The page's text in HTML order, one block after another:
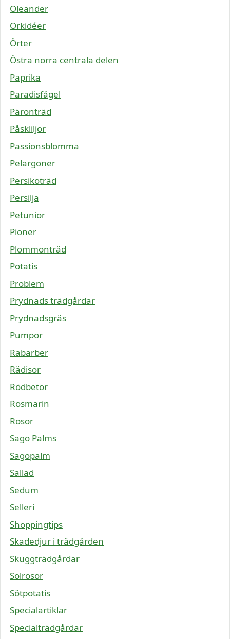
Oleander
Orkidéer
Örter
Östra norra centrala delen
Paprika
Paradisfågel
Päronträd
Påskliljor
Passionsblomma
Pelargoner
Persikoträd
Persilja
Petunior
Pioner
Plommonträd
Potatis
Problem
Prydnads trädgårdar
Prydnadsgräs
Pumpor
Rabarber
Rädisor
Rödbetor
Rosmarin
Rosor
Sago Palms
Sagopalm
Sallad
Sedum
Selleri
Shoppingtips
Skadedjur i trädgården
Skuggträdgårdar
Solrosor
Sötpotatis
Specialartiklar
Specialträdgårdar